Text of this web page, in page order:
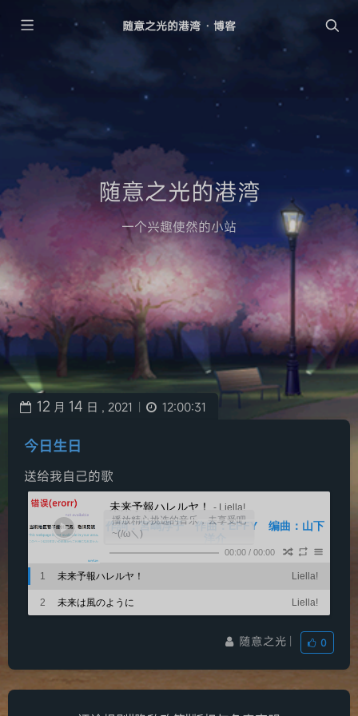
随意之光的港湾 · 博客
随意之光的港湾
一个兴趣使然的小站
12 月 14 日 , 2021 | 12:00:31
今日生日
送给我自己的歌
未来予報ハレルヤ！ - Liella!
作詞：宮嶋淳子 作曲：EFFY 编曲：山下
大好きっていま叫ぼう 现在大声呼喊出喜欢吧
ダメな自分にモヤモヤしてた 烦恼着自己的无能
けどね、ほうとはなりふり構わず 但是啊，其实那
个想要不顾一切地
頑張りたいわたしが震えてたの 努力的我在颤抖着
スカートひらり踊る 裙角微微起舞
そのたび ときめいて 每当这时 都会悸动起来
嘘はつけない 这份喜欢的心情撒谎
00:00 / 00:00
播放精心挑选的音乐，去享受吧
~(/ω＼)
1 未来予報ハレルヤ！ Liella!
2 未来は風のように Liella!
随意之光 | 0